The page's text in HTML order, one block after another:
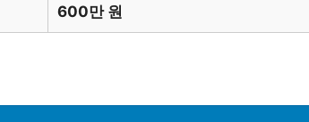
600만 원